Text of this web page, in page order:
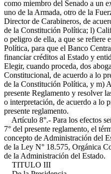
como miembro del Senado a un
uno de la Armada, otro de la
Director de Carabineros, de
de la Constitución Política; l)
o peligro de ella, a que se refiere
Política, para que el Banco
financiar créditos al Estado y
Elegir, cuando proceda, dos
Constitucional, de acuerdo a lo
de la Constitución Política, y m)
presente Reglamento y resolver
o interpretación, de acuerdo a lo
presente reglamento.
Artículo 8°.- Para los efectos
7° del presente reglamento, el
concepto de Administración del
de la Ley N° 18.575, Orgánica
de la Administración del Estado.
TITULO III